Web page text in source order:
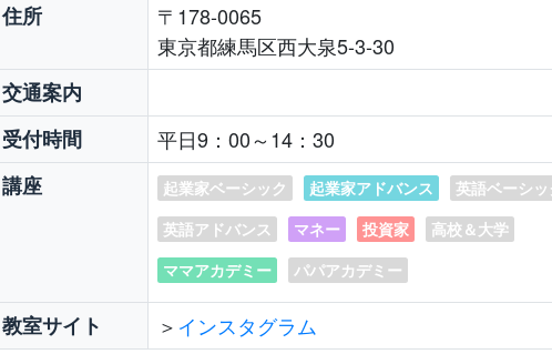
住所
〒178-0065
東京都練馬区西大泉5-3-30
交通案内
受付時間
平日9：00～14：30
講座
起業家ベーシック 起業家アドバンス
英語ベーシッ
英語アドバンス
マネー 投資家
⾼校＆⼤学
ママアカデミー
パパアカデミー
教室サイト ＞ インスタグラム